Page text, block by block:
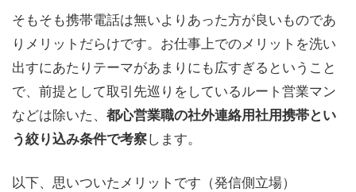
そもそも携帯電話は無いよりあった方が良いものであ
りメリットだらけです。お仕事上でのメリットを洗い
出すにあたりテーマがあまりにも広すぎるということ
で、前提として取引先巡りをしているルート営業マン
などは除いた、 都心営業職の社外連絡用社用携帯とい
う絞り込み条件で考察します。
以下、思いついたメリットです（発信側立場）